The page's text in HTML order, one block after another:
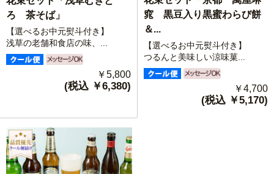
ろ 茶そば」
【選べるお中元熨斗付き】
浅草の老舗和食店の味、...
￥5,800
(税込 ￥6,380)
窕 黒豆入り黒蜜わらび餅
＆...
【選べるお中元熨斗付き】
つるんと美味しい涼味菓...
￥4,700
(税込 ￥5,170)